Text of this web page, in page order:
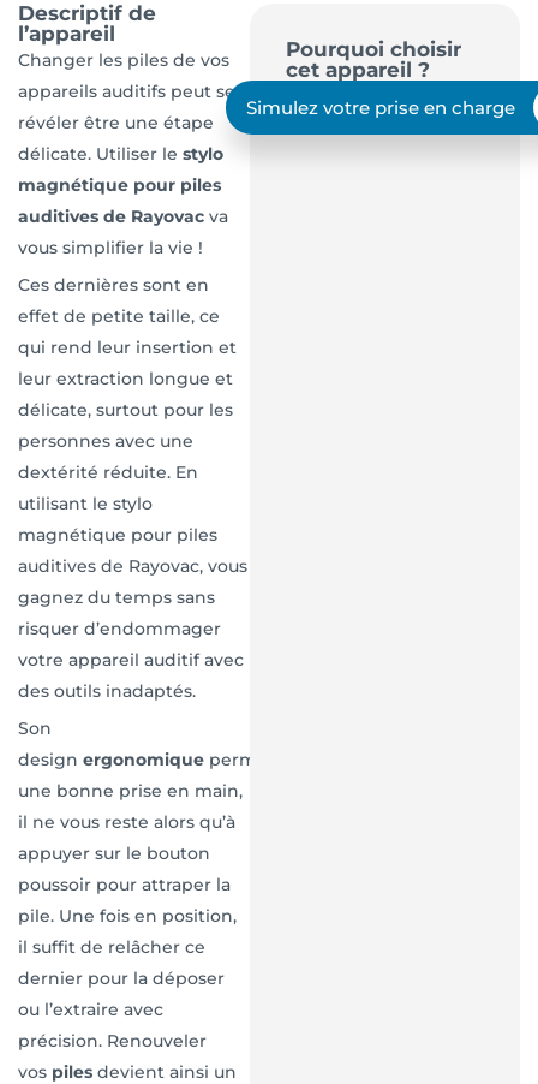
Descriptif de
l’appareil
Changer les piles de vos
appareils auditifs peut se
révéler être une étape
délicate. Utiliser le stylo
magnétique pour piles
auditives de Rayovac va
vous simplifier la vie !
Ces dernières sont en
effet de petite taille, ce
qui rend leur insertion et
leur extraction longue et
délicate, surtout pour les
personnes avec une
dextérité réduite. En
utilisant le stylo
magnétique pour piles
auditives de Rayovac, vous
gagnez du temps sans
risquer d’endommager
votre appareil auditif avec
des outils inadaptés.
Son
design ergonomique permet
une bonne prise en main,
il ne vous reste alors qu’à
appuyer sur le bouton
poussoir pour attraper la
pile. Une fois en position,
il suffit de relâcher ce
dernier pour la déposer
ou l’extraire avec
précision. Renouveler
vos piles devient ainsi un
Pourquoi choisir
cet appareil ?
Simulez votre prise en charge